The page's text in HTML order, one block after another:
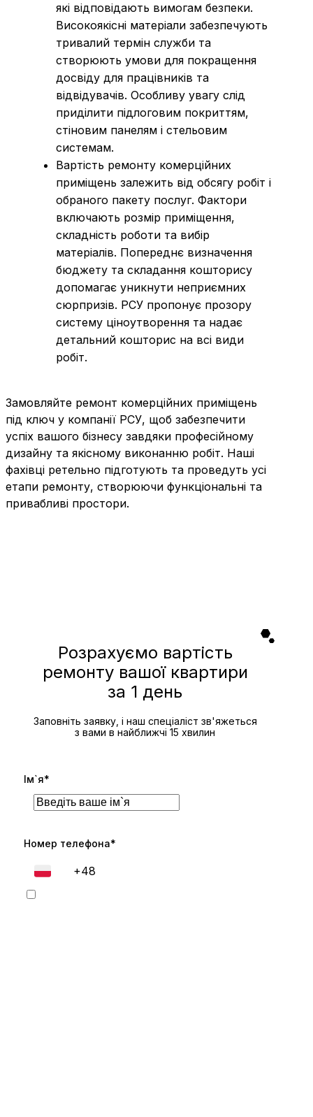
які відповідають вимогам безпеки.
Високоякісні матеріали забезпечують
тривалий термін служби та
створюють умови для покращення
досвіду для працівників та
відвідувачів. Особливу увагу слід
приділити підлоговим покриттям,
стіновим панелям і стельовим
системам.
Вартість ремонту комерційних
приміщень залежить від обсягу робіт і
обраного пакету послуг. Фактори
включають розмір приміщення,
складність роботи та вибір
матеріалів. Попереднє визначення
бюджету та складання кошторису
допомагає уникнути неприємних
сюрпризів. РСУ пропонує прозору
систему ціноутворення та надає
детальний кошторис на всі види
робіт.
Замовляйте ремонт комерційних приміщень
під ключ у компанії РСУ, щоб забезпечити
успіх вашого бізнесу завдяки професійному
дизайну та якісному виконанню робіт. Наші
фахівці ретельно підготують та проведуть усі
етапи ремонту, створюючи функціональні та
привабливі простори.
Розрахуємо вартість
ремонту вашої квартири
за 1 день
Заповніть заявку, і наш спеціаліст зв'яжеться
з вами в найближчі 15 хвилин
Ім`я*
Номер телефона*